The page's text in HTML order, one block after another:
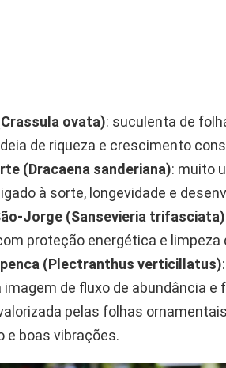
ovata): suculenta de
de riqueza e crescimento
(Dracaena sanderiana): muito
à sorte, longevidade e
Jorge (Sansevieria trifasciata)
proteção energética e limpeza
(Plectranthus verticillatus)
imagem de fluxo de abundância e
pelas folhas
e boas vibrações.